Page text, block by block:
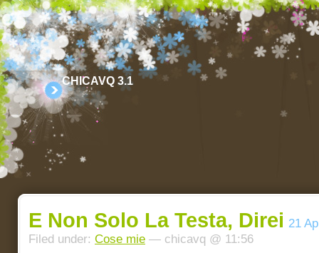
CHICAVQ 3.1
E Non Solo La Testa, Direi 21
Filed under: Cose mie — chicavq @ 11:56